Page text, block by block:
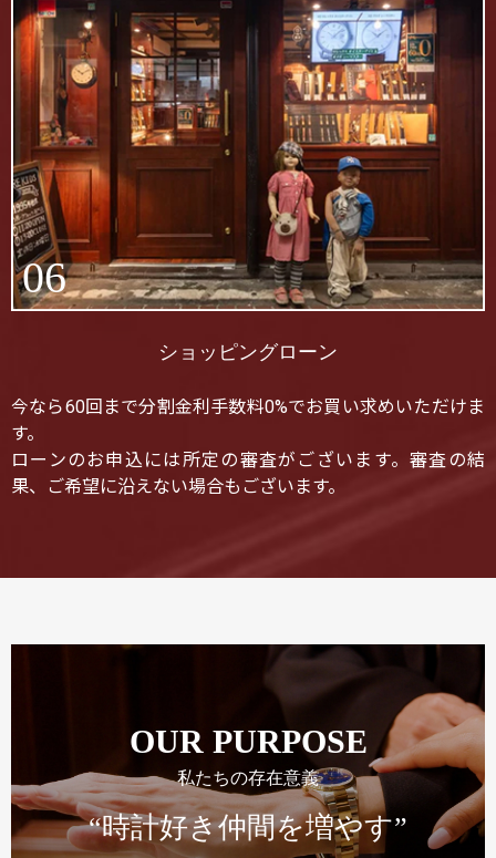
06
ショッピングローン
今なら60回まで分割金利手数料0%でお買い求めいただけま
す。
ローンのお申込には所定の審査がございます。審査の結
果、ご希望に沿えない場合もございます。
OUR PURPOSE
私たちの存在意義
“時計好き仲間を増やす”